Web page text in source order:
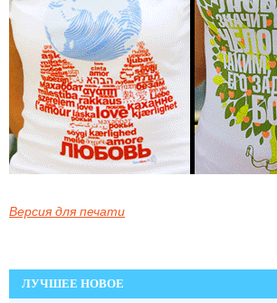
Версия для печати
ЛУЧШЕЕ НОВОЕ